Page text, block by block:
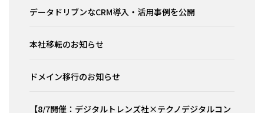
データドリブンなCRM導入・活用事例を公開
本社移転のお知らせ
ドメイン移行のお知らせ
【8/7開催：デジタルトレンズ社×テクノデジタルコン